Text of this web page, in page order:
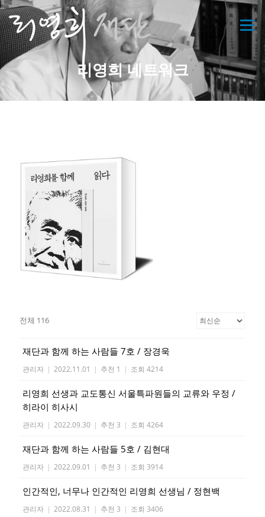
콘
텐
츠
로
바
로
가
기
메뉴
리영희 네트워크
전체 116
재단과 함께 하는 사람들 7호 / 장경욱
관리자 | 2022.11.01 | 추천 1 | 조회 4214
리영희 선생과 교도통신 서울특파원들의 교류와 우정 /
히라이 히사시
관리자 | 2022.09.30 | 추천 3 | 조회 4264
재단과 함께 하는 사람들 5호 / 김현대
관리자 | 2022.09.01 | 추천 3 | 조회 3914
인간적인, 너무나 인간적인 리영희 선생님 / 정현백
관리자 | 2022.08.31 | 추천 3 | 조회 3406